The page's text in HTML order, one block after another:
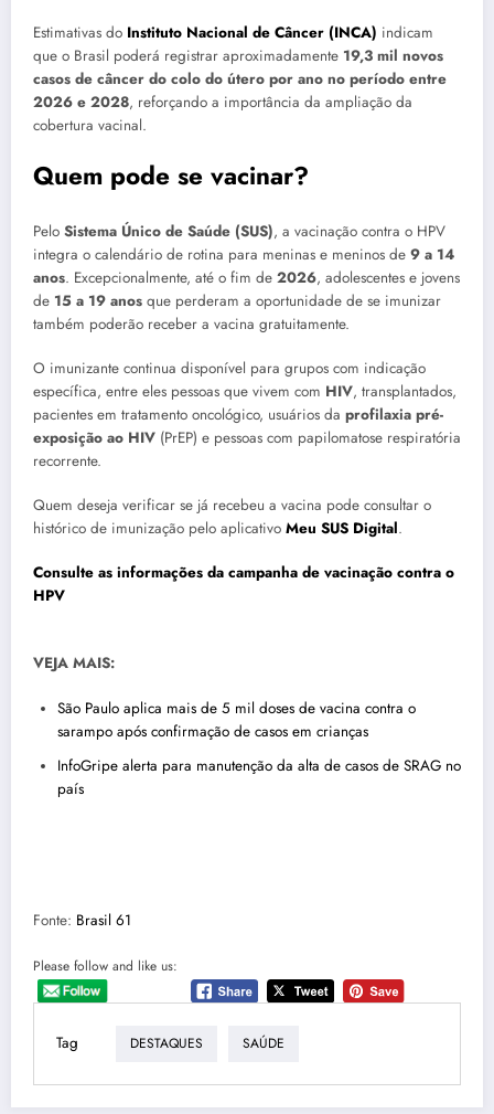
Estimativas do Instituto Nacional de Câncer (INCA) indicam
que o Brasil poderá registrar aproximadamente 19,3 mil novos
casos de câncer do colo do útero por ano no período entre
2026 e 2028, reforçando a importância da ampliação da
cobertura vacinal.
Quem pode se vacinar?
Pelo Sistema Único de Saúde (SUS), a vacinação contra o HPV
integra o calendário de rotina para meninas e meninos de 9 a 14
anos. Excepcionalmente, até o fim de 2026, adolescentes e jovens
de 15 a 19 anos que perderam a oportunidade de se imunizar
também poderão receber a vacina gratuitamente.
O imunizante continua disponível para grupos com indicação
específica, entre eles pessoas que vivem com HIV, transplantados,
pacientes em tratamento oncológico, usuários da profilaxia pré-
exposição ao HIV (PrEP) e pessoas com papilomatose respiratória
recorrente.
Quem deseja verificar se já recebeu a vacina pode consultar o
histórico de imunização pelo aplicativo Meu SUS Digital.
Consulte as informações da campanha de vacinação contra o
HPV
VEJA MAIS:
São Paulo aplica mais de 5 mil doses de vacina contra o
sarampo após confirmação de casos em crianças
InfoGripe alerta para manutenção da alta de casos de SRAG no
país
Fonte: Brasil 61
Please follow and like us:
Tag DESTAQUES SAÚDE